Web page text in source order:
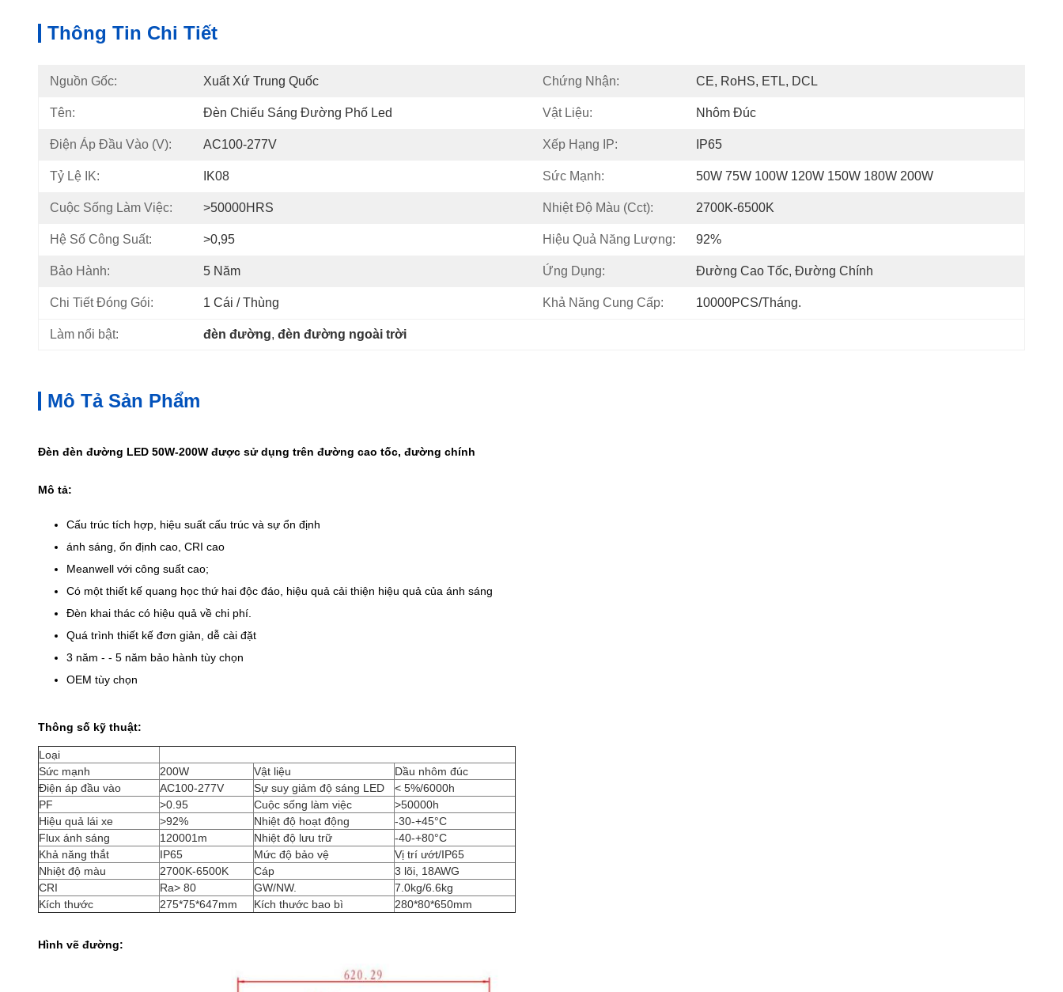
Thông Tin Chi Tiết
Nguồn Gốc: Xuất Xứ Trung Quốc Chứng Nhận: CE, RoHS, ETL, DCL
Tên: Đèn Chiếu Sáng Đường Phố Led Vật Liệu: Nhôm Đúc
Điện Áp Đầu Vào (v): AC100-277V Xếp Hạng IP: IP65
Tỷ Lệ IK: IK08 Sức Mạnh: 50W 75W 100W 120W 150W 180W 200W
Cuộc Sống Làm Việc: >50000HRS Nhiệt Độ Màu (cct): 2700K-6500K
Hệ Số Công Suất: >0,95 Hiệu Quả Năng Lượng: 92%
Bảo Hành: 5 Năm Ứng Dụng: Đường Cao Tốc, Đường Chính
Chi Tiết Đóng Gói: 1 Cái / Thùng Khả Năng Cung Cấp: 10000PCS/tháng.
Làm nổi bật: đèn đường, đèn đường ngoài trời
Mô Tả Sản Phẩm
Đèn đèn đường LED 50W-200W được sử dụng trên đường cao tốc, đường chính
Mô tả:
Cấu trúc tích hợp, hiệu suất cấu trúc và sự ổn định
ánh sáng, ổn định cao, CRI cao
Meanwell với công suất cao;
Có một thiết kế quang học thứ hai độc đáo, hiệu quả cải thiện hiệu quả của ánh sáng
Đèn khai thác có hiệu quả về chi phí.
Quá trình thiết kế đơn giản, dễ cài đặt
3 năm - - 5 năm bảo hành tùy chọn
OEM tùy chọn
Thông số kỹ thuật:
Loại
Sức mạnh
200W Vật liệu
Dầu nhôm đúc
Điện áp đầu vào
AC100-277V Sự suy giảm độ sáng LED
< 5%/6000h
PF
>0.95 Cuộc sống làm việc
>50000h
Hiệu quả lái xe
>92% Nhiệt độ hoạt động
-30-+45°C
Flux ánh sáng
120001m Nhiệt độ lưu trữ
-40-+80°C
Khả năng thắt
IP65 Mức độ bảo vệ
Vị trí ướt/IP65
Nhiệt độ màu
2700K-6500K Cáp
3 lõi, 18AWG
CRI
Ra> 80 GW/NW.
7.0kg/6.6kg
Kích thước
275*75*647mm Kích thước bao bì 280*80*650mm
Hình vẽ đường: